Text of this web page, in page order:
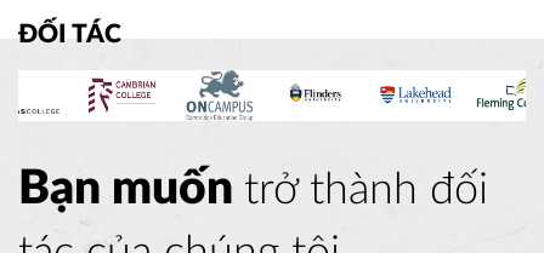
ĐỐI TÁC
Bạn muốn trở thành đối